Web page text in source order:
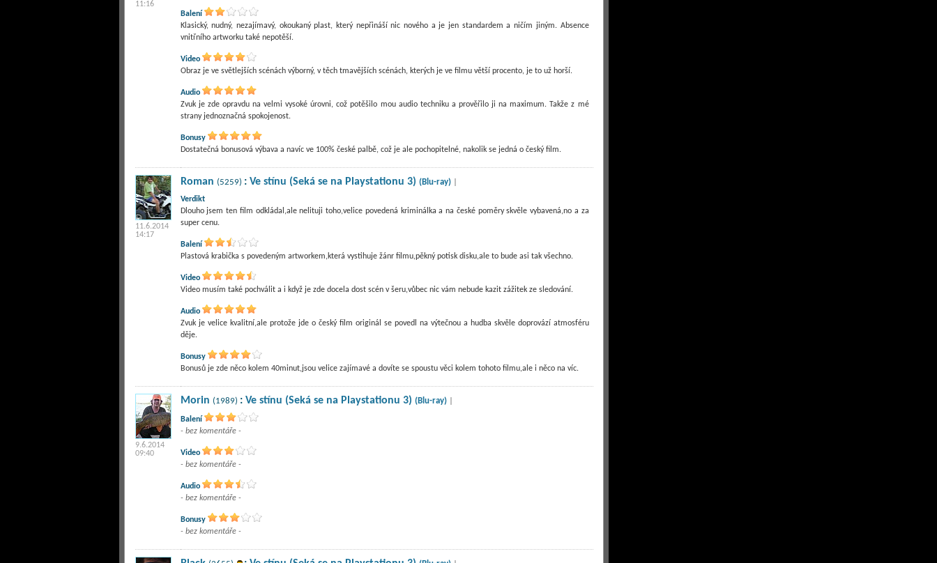
11:16
Balení
Klasický, nudný, nezajímavý, okoukaný plast, který nepřináší nic nového a je jen standardem a ničím jiným. Absence
vnitřního artworku také nepotěší.
Video
Obraz je ve světlejších scénách výborný, v těch tmavějších scénách, kterých je ve filmu větší procento, je to už horší.
Audio
Zvuk je zde opravdu na velmi vysoké úrovni, což potěšilo mou audio techniku a prověřilo ji na maximum. Takže z mé
strany jednoznačná spokojenost.
Bonusy
Dostatečná bonusová výbava a navíc ve 100% české palbě, což je ale pochopitelné, nakolik se jedná o český film.
11.6.2014
14:17
Roman (5259) : Ve stínu (Seká se na Playstationu 3) (Blu-ray)|
Verdikt
Dlouho jsem ten film odkládal,ale nelituji toho,velice povedená kriminálka a na české poměry skvěle vybavená,no a za
super cenu.
Balení
Plastová krabička s povedeným artworkem,která vystihuje žánr filmu,pěkný potisk disku,ale to bude asi tak všechno.
Video
Video musím také pochválit a i když je zde docela dost scén v šeru,vůbec nic vám nebude kazit zážitek ze sledování.
Audio
Zvuk je velice kvalitní,ale protože jde o český film originál se povedl na výtečnou a hudba skvěle doprovází atmosféru
děje.
Bonusy
Bonusů je zde něco kolem 40minut,jsou velice zajímavé a dovíte se spoustu věci kolem tohoto filmu,ale i něco na víc.
9.6.2014
09:40
Morin (1989) : Ve stínu (Seká se na Playstationu 3) (Blu-ray)|
Balení
- bez komentáře -
Video
- bez komentáře -
Audio
- bez komentáře -
Bonusy
- bez komentáře -